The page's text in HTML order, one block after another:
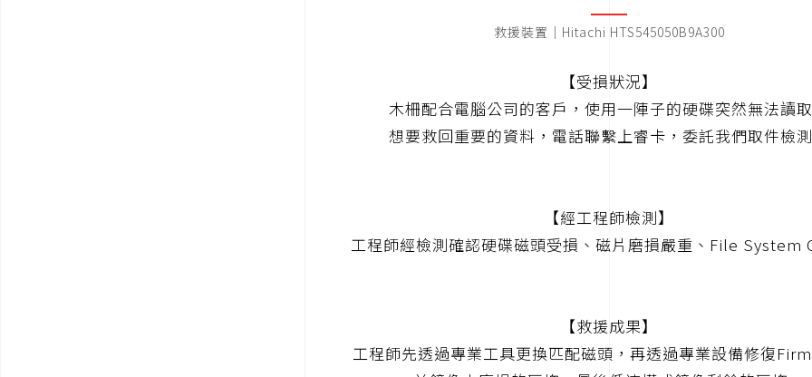
救援裝置｜Hitachi HTS545050B9A300
【受損狀況】
木柵配合電腦公司的客戶，使用一陣子的硬碟突然無法讀取
想要救回重要的資料，電話聯繫上睿卡，委託我們取件檢測
【經工程師檢測】
工程師經檢測確認硬碟磁頭受損、磁片磨損嚴重、File System
【救援成果】
工程師先透過專業工具更換匹配磁頭，再透過專業設備修復